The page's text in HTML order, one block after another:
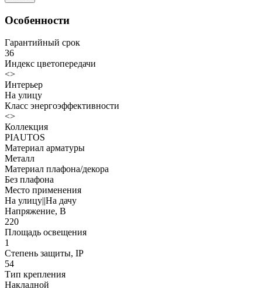
Особенности
Гарантийный срок
36
Индекс цветопередачи
<>
Интерьер
На улицу
Класс энергоэффективности
<>
Коллекция
PIAUTOS
Материал арматуры
Металл
Материал плафона/декора
Без плафона
Место применения
На улицу||На дачу
Напряжение, В
220
Площадь освещения
1
Степень защиты, IP
54
Тип крепления
Накладной